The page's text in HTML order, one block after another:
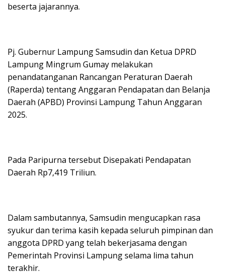
beserta jajarannya.
Pj. Gubernur Lampung Samsudin dan Ketua DPRD
Lampung Mingrum Gumay melakukan
penandatanganan Rancangan Peraturan Daerah
(Raperda) tentang Anggaran Pendapatan dan Belanja
Daerah (APBD) Provinsi Lampung Tahun Anggaran
2025.
Pada Paripurna tersebut Disepakati Pendapatan
Daerah Rp7,419 Triliun.
Dalam sambutannya, Samsudin mengucapkan rasa
syukur dan terima kasih kepada seluruh pimpinan dan
anggota DPRD yang telah bekerjasama dengan
Pemerintah Provinsi Lampung selama lima tahun
terakhir.